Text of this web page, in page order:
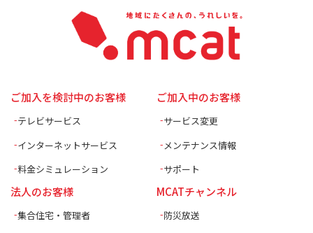
ご加入を検討中のお客様
テレビサービス
インターネットサービス
料金シミュレーション
ご加入中のお客様
サービス変更
メンテナンス情報
サポート
法人のお客様
集合住宅・管理者
MCATチャンネル
防災放送